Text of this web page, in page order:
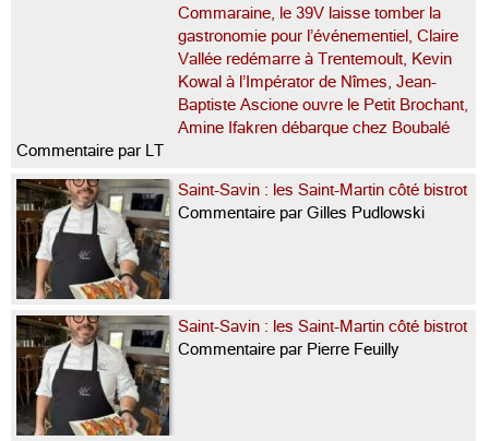
Commaraine, le 39V laisse tomber la
gastronomie pour l’événementiel, Claire
Vallée redémarre à Trentemoult, Kevin
Kowal à l’Impérator de Nîmes, Jean-
Baptiste Ascione ouvre le Petit Brochant,
Amine Ifakren débarque chez Boubalé
Commentaire par LT
Saint-Savin : les Saint-Martin côté bistrot
Commentaire par Gilles Pudlowski
Saint-Savin : les Saint-Martin côté bistrot
Commentaire par Pierre Feuilly